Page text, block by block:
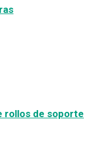
rollos de soporte